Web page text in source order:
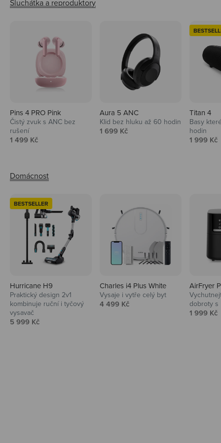
Pins 4 PRO Pink
Čistý zvuk s ANC bez
rušení
Prodejní cena
1 499 Kč
Aura 5 ANC
Klid bez hluku až 60 hodin
Prodejní cena
1 699 Kč
Titan 4
Basy
hodin
Prodejní
1 999 Kč
BESTSELLER
Hurricane H9
Praktický design 2v1
kombinuje ruční i tyčový
vysavač
Prodejní cena
5 999 Kč
Charles i4 Plus White
Vysaje i vytře celý byt
Prodejní cena
4 499 Kč
AirFryer
dobroty s
Prodejní
1 999 Kč
Audio
Niceboy sluchátka a repráky ti padnou
do noty.